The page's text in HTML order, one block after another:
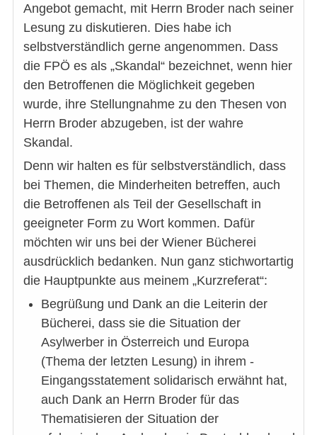
Angebot gemacht, mit Herrn Broder nach seiner
Lesung zu diskutieren. Dies habe ich
selbstverständlich gerne angenommen. Dass
die FPÖ es als „Skandal“ bezeichnet, wenn hier
den Betroffenen die Möglichkeit gegeben
wurde, ihre Stellungnahme zu den Thesen von
Herrn Broder abzugeben, ist der wahre
Skandal.
Denn wir halten es für selbstverständlich, dass
bei Themen, die Minderheiten betreffen, auch
die Betroffenen als Teil der Gesellschaft in
geeigneter Form zu Wort kommen. Dafür
möchten wir uns bei der Wiener Bücherei
ausdrücklich bedanken. Nun ganz stichwortartig
die Hauptpunkte aus meinem „Kurzreferat“:
Begrüßung und Dank an die Leiterin der
Bücherei, dass sie die Situation der
Asylwerber in Österreich und Europa
(Thema der letzten Lesung) in ihrem ­
Eingangsstatement solidarisch erwähnt hat,
auch Dank an Herrn Broder für das
Thematisieren der Situation der